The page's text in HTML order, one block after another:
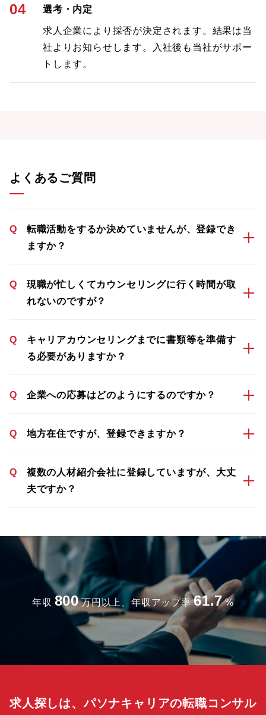
04 選考・内定
求人企業により採否が決定されます。結果は当
社よりお知らせします。入社後も当社がサポー
トします。
よくあるご質問
Q
転職活動をするか決めていませんが、登録でき
ますか？
Q
現職が忙しくてカウンセリングに行く時間が取
れないのですが？
Q
キャリアカウンセリングまでに書類等を準備す
る必要がありますか？
Q 企業への応募はどのようにするのですか？
Q 地方在住ですが、登録できますか？
Q
複数の人材紹介会社に登録していますが、大丈
夫ですか？
年収 800 万円以上、年収アップ率 61.7 %
求人探しは、パソナキャリアの転職コンサル